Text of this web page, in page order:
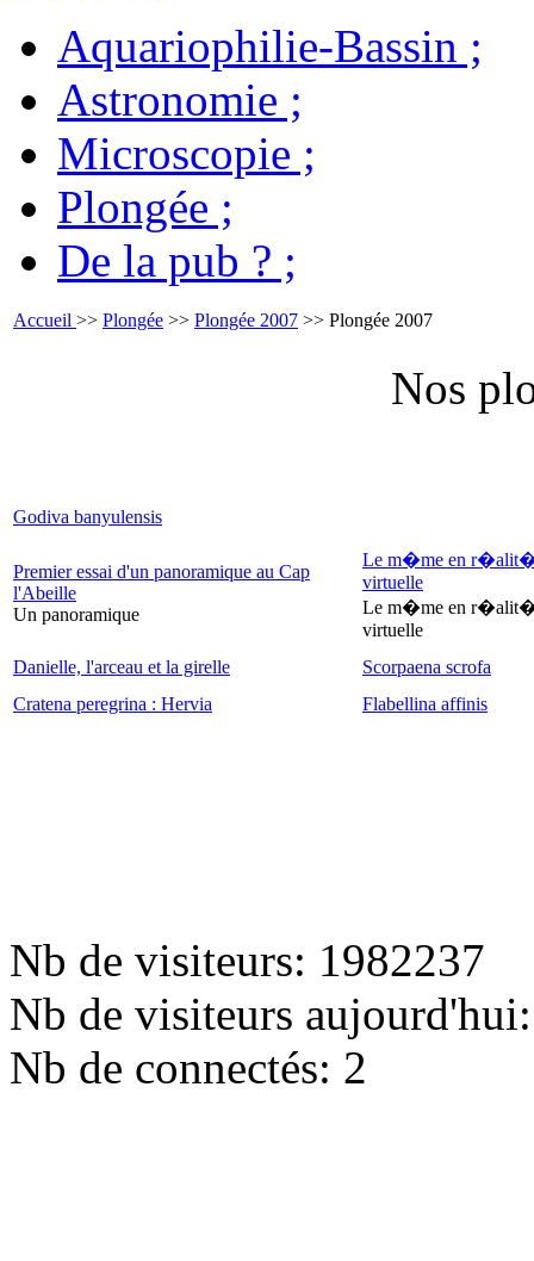
Aquariophilie-Bassin ;
Astronomie ;
Microscopie ;
Plongée ;
De la pub ? ;
Accueil >> Plongée >> Plongée 2007 >> Plongée 2007
Nos
Godiva banyulensis
Premier essai d'un panoramique au Cap
l'Abeille
Un panoramique
Le m�me en
virtuelle
Le m�me en
virtuelle
Danielle, l'arceau et la girelle
Scorpaena scrofa
Cratena peregrina : Hervia
Flabellina affinis
Nb de visiteurs: 1982237
Nb de visiteurs
Nb de connectés: 2